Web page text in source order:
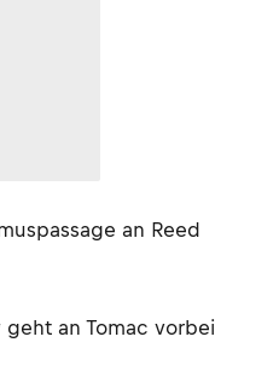
an Reed
an Tomac vorbei